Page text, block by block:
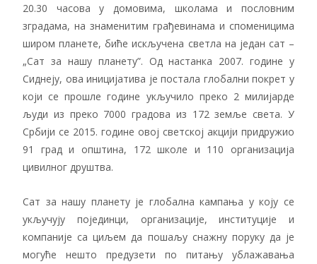
20.30 часова у домовима, школама и пословним
зградама, на знаменитим грађевинама и споменицима
широм планете, биће искључена светла на један сат –
„Сат за нашу планету”. Од настанка 2007. године у
Сиднеју, ова иницијатива је постала глобални покрет у
који се прошле године укључило преко 2 милијарде
људи из преко 7000 градова из 172 земље света. У
Србији се 2015. године овој светској акцији придружио
91 град и општина, 172 школе и 110 организација
цивилног друштва.
Сат за нашу планету је глобална кампања у коју се
укључују појединци, организације, институције и
компаније са циљем да пошаљу снажну поруку да је
могуће нешто предузети по питању ублажавања